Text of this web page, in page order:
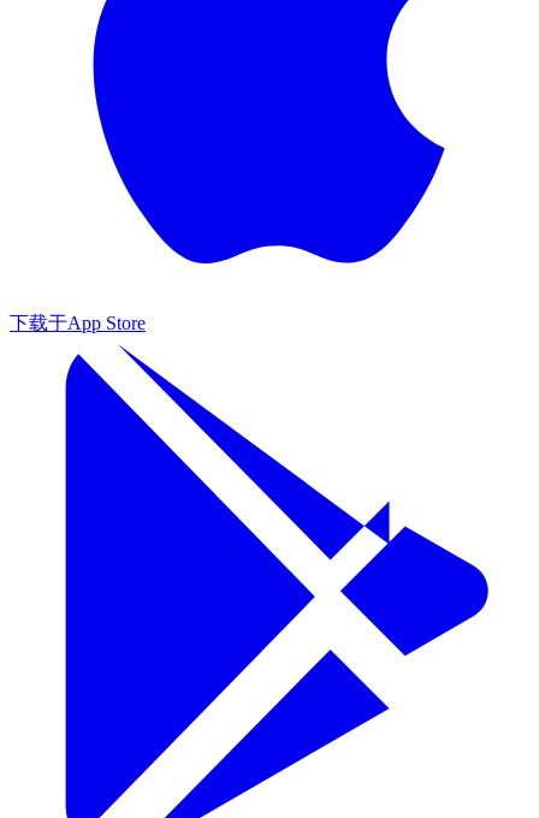
下载于App Store